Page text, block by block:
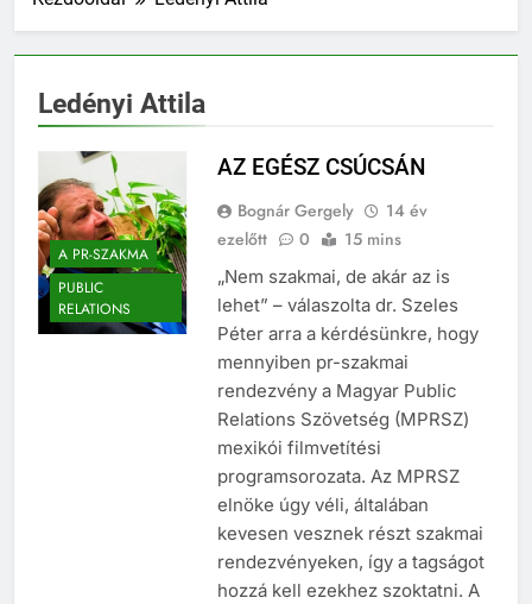
Ledényi Attila
A PR-SZAKMA
PUBLIC
RELATIONS
AZ EGÉSZ CSÚCSÁN
Bognár Gergely
14 év
ezelőtt
0 15 mins
„Nem szakmai, de akár az is
lehet” – válaszolta dr. Szeles
Péter arra a kérdésünkre, hogy
mennyiben pr-szakmai
rendezvény a Magyar Public
Relations Szövetség (MPRSZ)
mexikói filmvetítési
programsorozata. Az MPRSZ
elnöke úgy véli, általában
kevesen vesznek részt szakmai
rendezvényeken, így a tagságot
hozzá kell ezekhez szoktatni. A